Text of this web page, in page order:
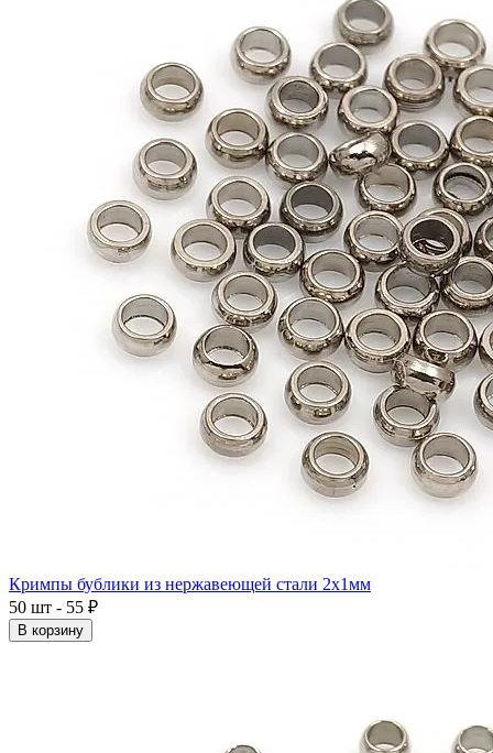
Кримпы бублики из нержавеющей стали 2x1мм
50 шт - 55 ₽
В корзину